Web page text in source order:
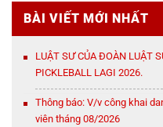
BÀI VIẾT MỚI NHẤT
LUẬT SƯ CỦA ĐOÀN LUẬT
PICKLEBALL LAGI 2026.
Thông báo: V/v công khai
viên tháng 08/2026